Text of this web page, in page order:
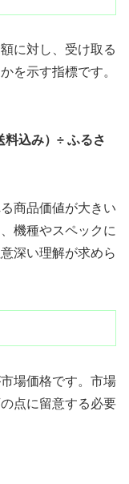
に対し、受け取る
を示す指標です。
料込み）÷ ふるさ
商品価値が大きい
機種やスペックに
深い理解が求めら
場価格です。市場
点に留意する必要